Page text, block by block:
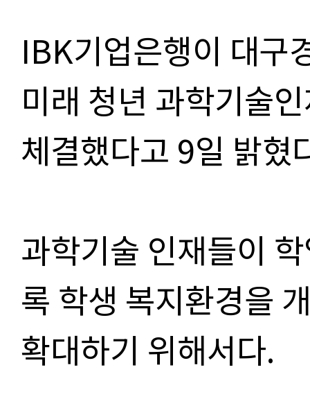
IBK기업은행이 대구
미래 청년 과학기술
체결했다고 9일 밝혔
과학기술 인재들이
록 학생 복지환경을
확대하기 위해서다.